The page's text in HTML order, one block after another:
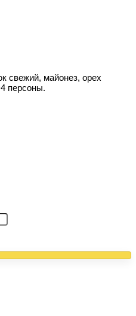
свежий, майонез, орех
персоны.